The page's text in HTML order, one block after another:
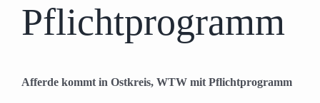
Pflichtprogramm
Afferde kommt in Ostkreis, WTW mit Pflichtprogramm